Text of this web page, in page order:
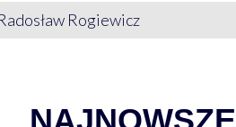
Rogiewicz